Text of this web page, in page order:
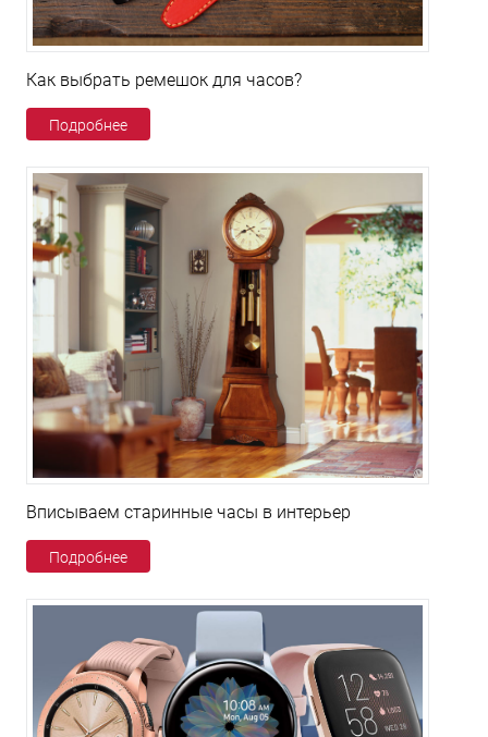
Как выбрать ремешок для часов?
Подробнее
Вписываем старинные часы в интерьер
Подробнее